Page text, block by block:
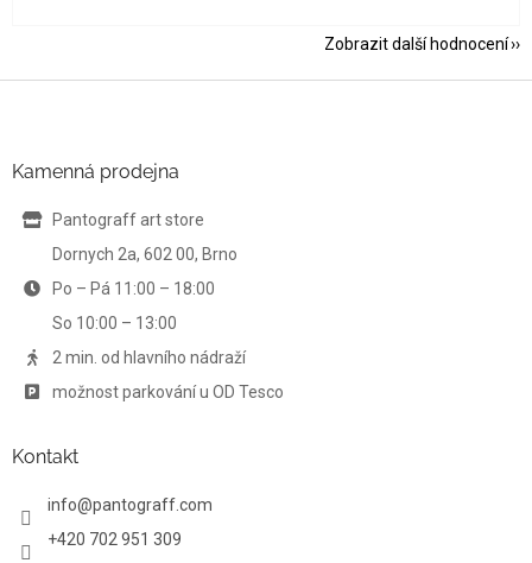
Zobrazit další hodnocení
Kamenná prodejna
Pantograff art store
Dornych 2a, 602 00, Brno
Po – Pá 11:00 – 18:00
So 10:00 – 13:00
2 min. od hlavního nádraží
možnost parkování u OD Tesco
Kontakt
info@pantograff.com
+420 702 951 309